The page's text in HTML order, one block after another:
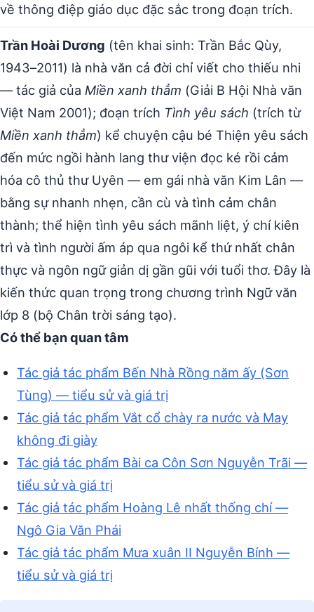
về thông điệp giáo dục đặc sắc trong đoạn trích.
Trần Hoài Dương (tên khai sinh: Trần Bắc Qùy,
1943–2011) là nhà văn cả đời chỉ viết cho thiếu nhi
— tác giả của Miền xanh thẳm (Giải B Hội Nhà văn
Việt Nam 2001); đoạn trích Tình yêu sách (trích từ
Miền xanh thẳm) kể chuyện cậu bé Thiện yêu sách
đến mức ngồi hành lang thư viện đọc ké rồi cảm
hóa cô thủ thư Uyên — em gái nhà văn Kim Lân —
bằng sự nhanh nhẹn, cần cù và tình cảm chân
thành; thể hiện tình yêu sách mãnh liệt, ý chí kiên
trì và tình người ấm áp qua ngôi kể thứ nhất chân
thực và ngôn ngữ giản dị gần gũi với tuổi thơ. Đây là
kiến thức quan trọng trong chương trình Ngữ văn
lớp 8 (bộ Chân trời sáng tạo).
Có thể bạn quan tâm
Tác giả tác phẩm Bến Nhà Rồng năm ấy (Sơn
Tùng) — tiểu sử và giá trị
Tác giả tác phẩm Vắt cổ chày ra nước và May
không đi giày
Tác giả tác phẩm Bài ca Côn Sơn Nguyễn Trãi —
tiểu sử và giá trị
Tác giả tác phẩm Hoàng Lê nhất thống chí —
Ngô Gia Văn Phái
Tác giả tác phẩm Mưa xuân II Nguyễn Bính —
tiểu sử và giá trị